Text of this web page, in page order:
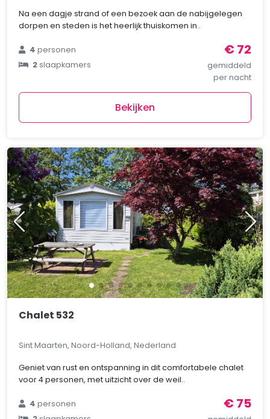
Na een dagje strand of een bezoek aan de nabijgelegen
dorpen en steden is het heerlijk thuiskomen in..
4personen
2slaapkamers
€ 72
gemiddeld
per nacht
Bekijken
Chalet 532
Sint Maarten, Noord-Holland, Nederland
Geniet van rust en ontspanning in dit comfortabele chalet
voor 4 personen, met uitzicht over de weil..
4personen
€ 75